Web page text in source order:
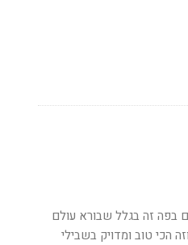
בפה זה בגלל שבורא עולם
הכי טוב ומדויק בשבילי